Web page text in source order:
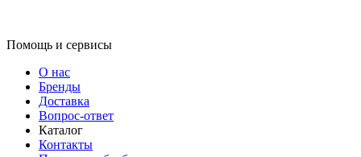
Помощь и сервисы
О нас
Бренды
Доставка
Вопрос-ответ
Каталог
Контакты